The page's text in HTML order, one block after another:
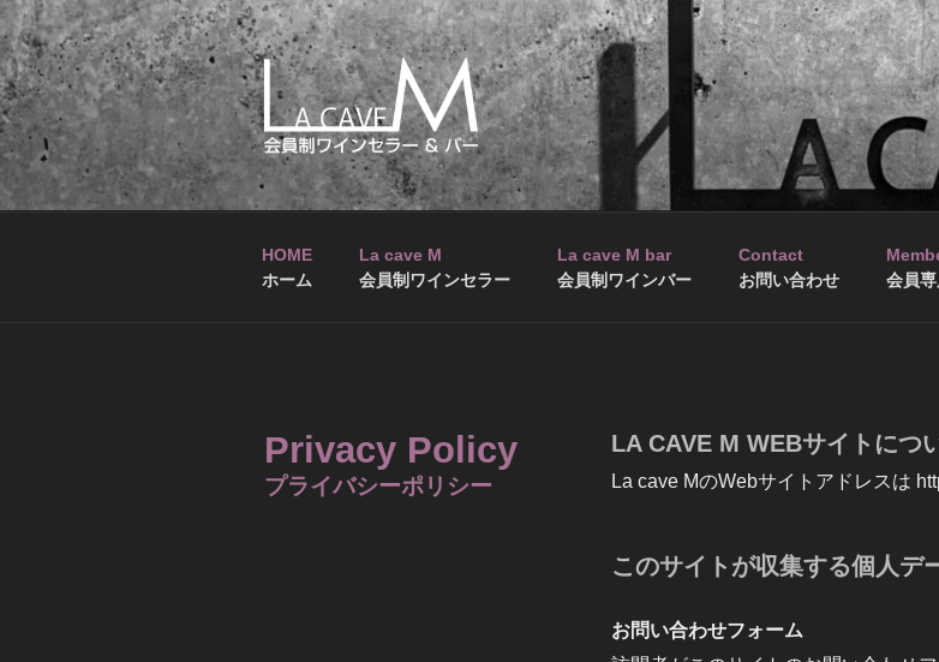
コ
ン
テ
ン
ツ
へ
ス
キ
LA CAVE M
会員制ワインセラー&バー
HOME
ホーム
La cave M
会員制ワインセラー
La cave M bar
会員制ワインバー
Contact
お問い合わせ
会員
Privacy Policy
プライバシーポリシー
LA CAVE M WEBサイトにつ
La cave MのWebサイトアドレスは
このサイトが収集する個人デ
お問い合わせフォーム